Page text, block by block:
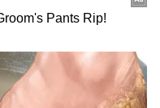
దీర్ఘకాలిక సహాయం
చేసింది.